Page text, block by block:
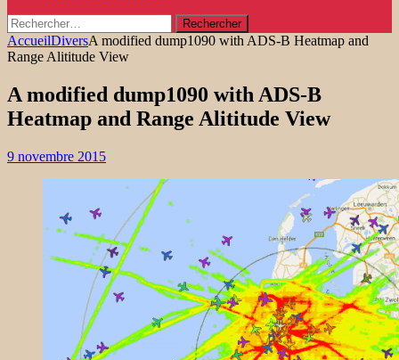
Rechercher :
AccueilDiversA modified dump1090 with ADS-B Heatmap and
Range Alititude View
A modified dump1090 with ADS-B
Heatmap and Range Alititude View
9 novembre 2015